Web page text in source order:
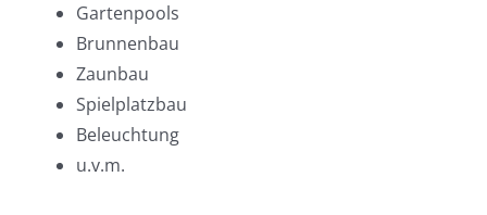
Gartenpools
Brunnenbau
Zaunbau
Spielplatzbau
Beleuchtung
u.v.m.